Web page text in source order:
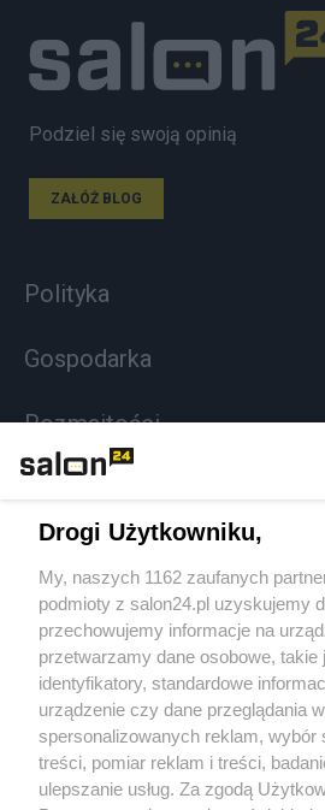
Podziel się swoją opinią
ZAŁÓŻ BLOG
Polityka
Gospodarka
Rozmaitości
Sport
Społeczeństwo
Kultura
X Facebook
Drogi Użytkowniku,
My, naszych 1162 zaufanych
podmioty z salon24.pl uzyskujemy
przechowujemy informacje na
przetwarzamy dane osobowe, takie
identyfikatory, standardowe
urządzenie czy dane przeglądania
spersonalizowanych reklam, wybór
treści, pomiar reklam i treści,
ulepszanie usług. Za zgodą